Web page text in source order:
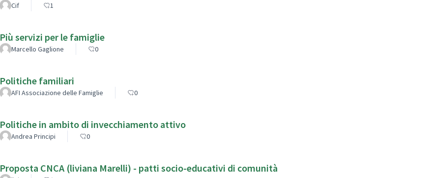
Cif 1
Più servizi per le famiglie
Marcello Gaglione 0
Politiche familiari
AFI Associazione delle Famiglie 0
Politiche in ambito di invecchiamento attivo
Andrea Principi 0
Proposta CNCA (liviana Marelli) - patti socio-educativi di comunità